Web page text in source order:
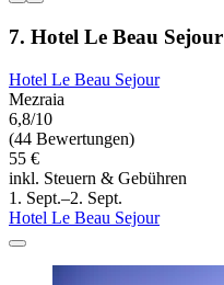
7. Hotel Le Beau Sejour
Hotel Le Beau Sejour
Mezraia
6,8/10
(44 Bewertungen)
55 €
inkl. Steuern & Gebühren
1. Sept.–2. Sept.
Hotel Le Beau Sejour